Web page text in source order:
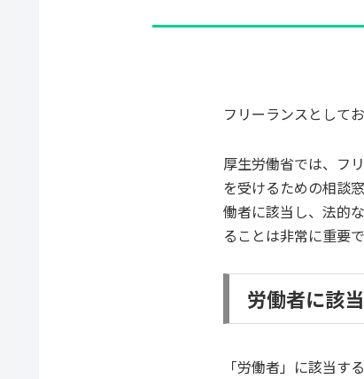
フリーランスとして
厚生労働省では、フ
を受けるための相談
働者に該当し、法的
ることは非常に重要で
労働者に該
「労働者」に該当す